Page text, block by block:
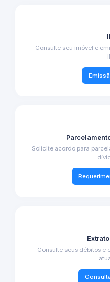
Consulte seu imóvel e
Solicite acordo para
Consulte seus débitos e